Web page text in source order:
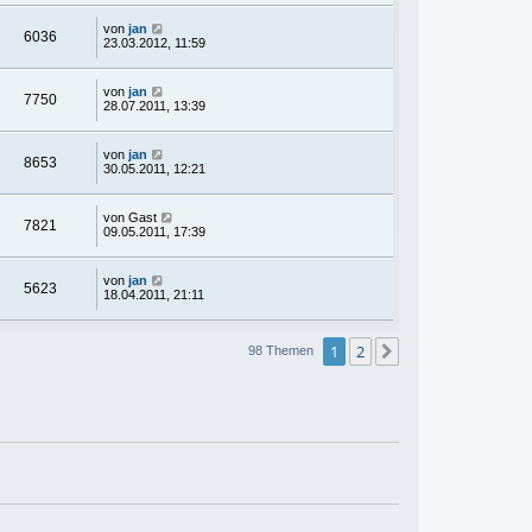
6036 von jan
23.03.2012, 11:59
7750 von jan
28.07.2011, 13:39
8653 von jan
30.05.2011, 12:21
7821 von Gast
09.05.2011, 17:39
5623 von jan
18.04.2011, 21:11
98 Themen 1 2